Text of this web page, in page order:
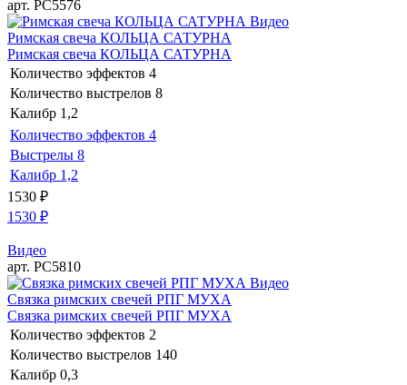
арт. РС5576
Видео
Римская свеча КОЛЬЦА САТУРНА
Римская свеча КОЛЬЦА САТУРНА
Количество эффектов 4
Количество выстрелов 8
Калибр 1,2
Количество эффектов 4
Выстрелы 8
Калибр 1,2
1530 ₽
1530 ₽
Видео
арт. РС5810
Видео
Связка римских свечей РПГ МУХА
Связка римских свечей РПГ МУХА
Количество эффектов 2
Количество выстрелов 140
Калибр 0,3